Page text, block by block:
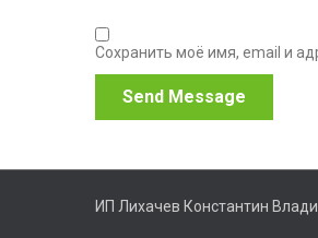
Сохранить моё имя, email и
ИП Лихачев Константин